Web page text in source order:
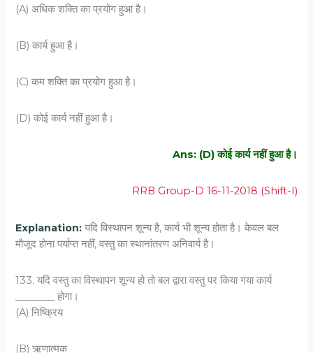
(A) अधिक शक्ति का प्रयोग हुआ है।
(B) कार्य हुआ है।
(C) कम शक्ति का प्रयोग हुआ है।
(D) कोई कार्य नहीं हुआ है।
Ans: (D) कोई कार्य नहीं हुआ है।
RRB Group-D 16-11-2018 (Shift-I)
Explanation: यदि विस्थापन शून्य है, कार्य भी शून्य होता है। केवल बल
मौजूद होना पर्याप्त नहीं, वस्तु का स्थानांतरण अनिवार्य है।
133. यदि वस्‍तु का विस्‍थापन शून्य हो तो बल द्वारा वस्तु पर किया गया कार्य
________ होगा।
(A) निष्क्रिय
(B) ऋणात्मक